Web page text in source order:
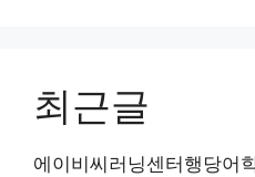
최근글
에이비씨러닝센터행당어